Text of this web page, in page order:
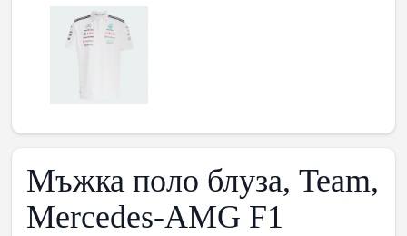
Мъжка поло блуза, Team,
Mercedes-AMG F1